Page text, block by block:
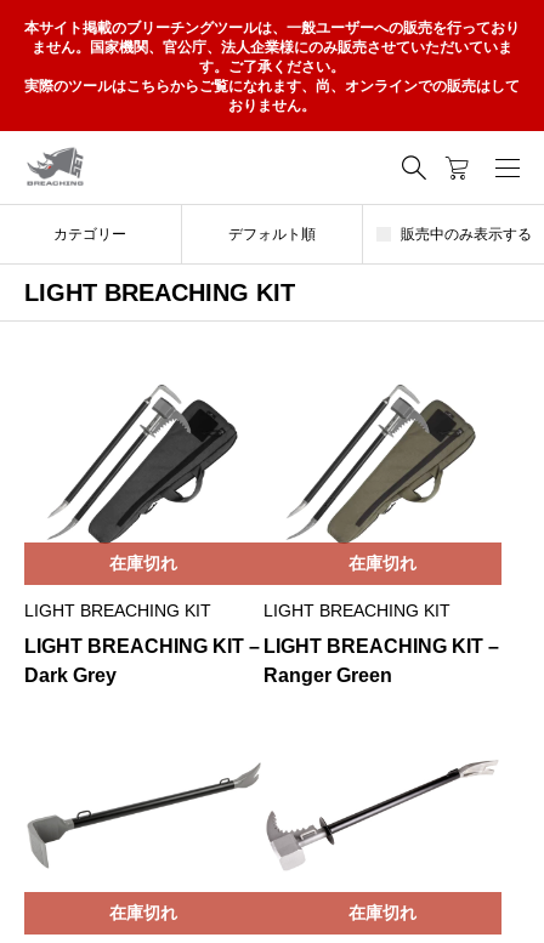
本サイト掲載のブリーチングツールは、一般ユーザーへの販売を行っており
ません。国家機関、官公庁、法人企業様にのみ販売させていただいていま
す。ご了承ください。
実際のツールはこちらからご覧になれます、尚、オンラインでの販売はして
おりません。
カテゴリー デフォルト順 販売中のみ表示する
LIGHT BREACHING KIT
LIGHT BREACHING KIT
LIGHT BREACHING KIT –
Dark Grey
在庫切れ
LIGHT BREACHING KIT
LIGHT BREACHING KIT –
Ranger Green
在庫切れ
在庫切れ 在庫切れ